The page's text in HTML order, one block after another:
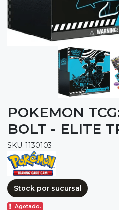
POKEMON
BOLT - ELITE
SKU: 1130103
Stock por sucursal
Agotado.